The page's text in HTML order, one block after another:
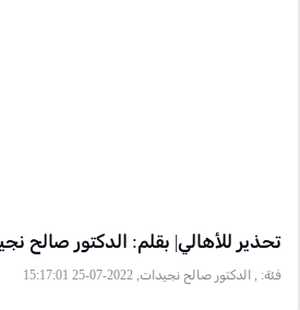
تحذير للأهالي| بقلم: الدكتور صالح
فئة: , الدكتور صالح نجيدات, 2022-07-25 15:17:01